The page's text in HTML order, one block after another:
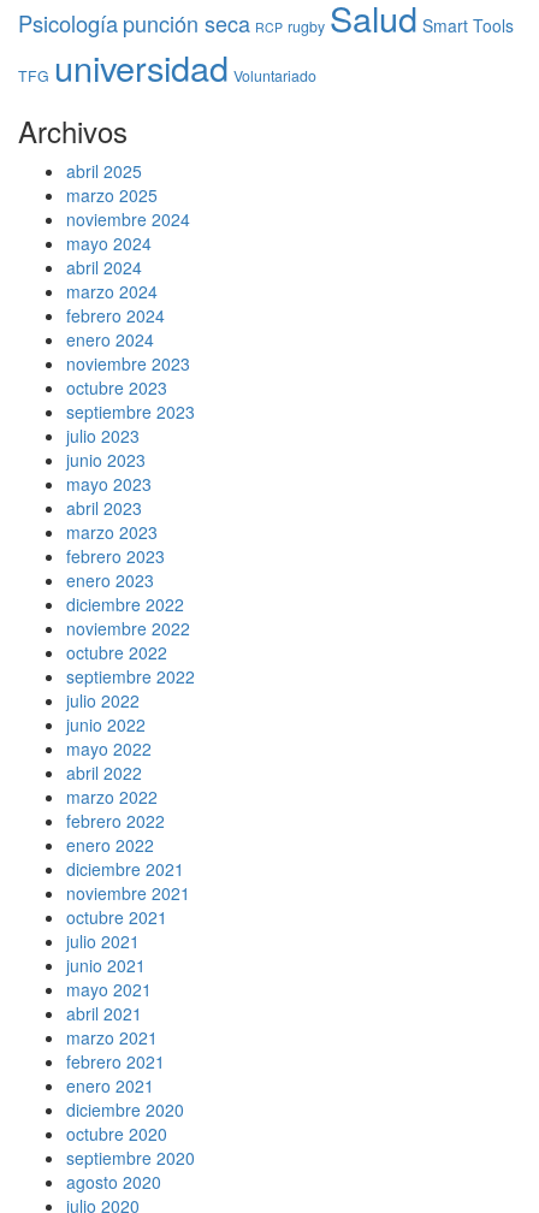
Psicologíapunción seca RCP rugby Salud Smart Tools
TFG universidad Voluntariado
Archivos
abril 2025
marzo 2025
noviembre 2024
mayo 2024
abril 2024
marzo 2024
febrero 2024
enero 2024
noviembre 2023
octubre 2023
septiembre 2023
julio 2023
junio 2023
mayo 2023
abril 2023
marzo 2023
febrero 2023
enero 2023
diciembre 2022
noviembre 2022
octubre 2022
septiembre 2022
julio 2022
junio 2022
mayo 2022
abril 2022
marzo 2022
febrero 2022
enero 2022
diciembre 2021
noviembre 2021
octubre 2021
julio 2021
junio 2021
mayo 2021
abril 2021
marzo 2021
febrero 2021
enero 2021
diciembre 2020
octubre 2020
septiembre 2020
agosto 2020
julio 2020